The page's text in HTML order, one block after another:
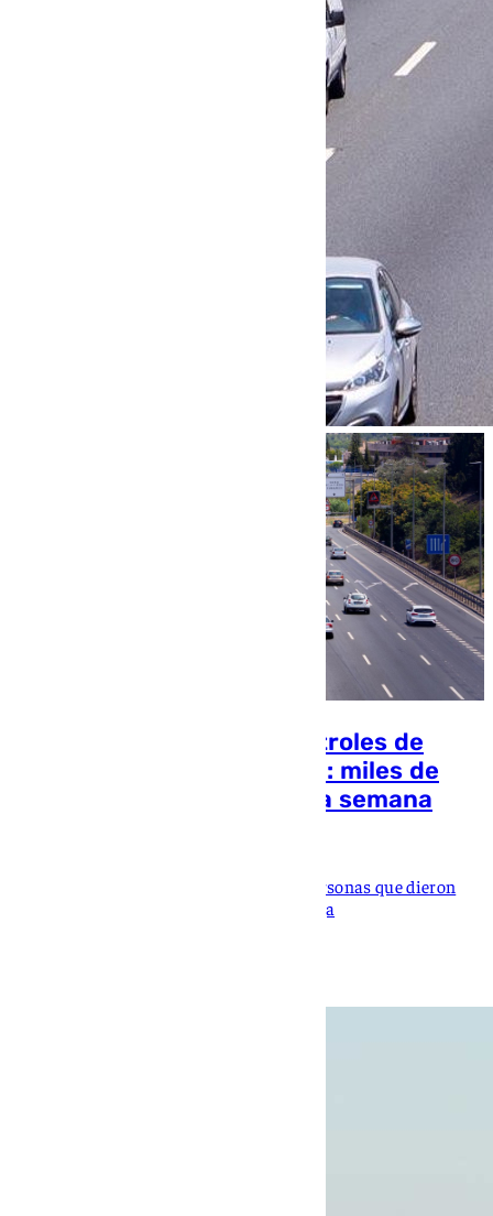
Tráfico intensifica los controles de
alcohol o drogas en Sevilla: miles de
conductores soplarán esta semana
En la campaña anterior fueron 104 las personas que dieron
positivo en los controles de alcohol o droga